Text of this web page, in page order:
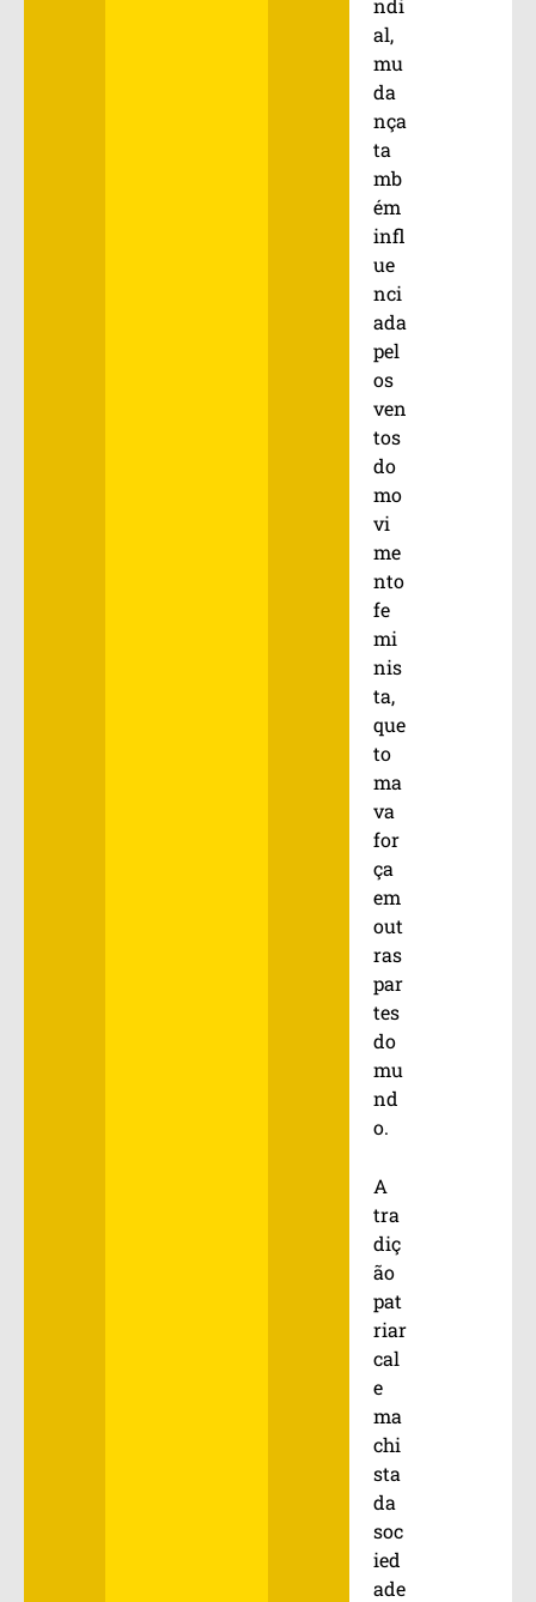
ndi
al,
mu
da
nça
ta
mb
ém
infl
ue
nci
ada
pel
os
ven
tos
do
mo
vi
me
nto
fe
mi
nis
ta,
que
to
ma
va
for
ça
em
out
ras
par
tes
do
mu
nd
o.
A
tra
diç
ão
pat
riar
cal
e
ma
chi
sta
da
soc
ied
ade